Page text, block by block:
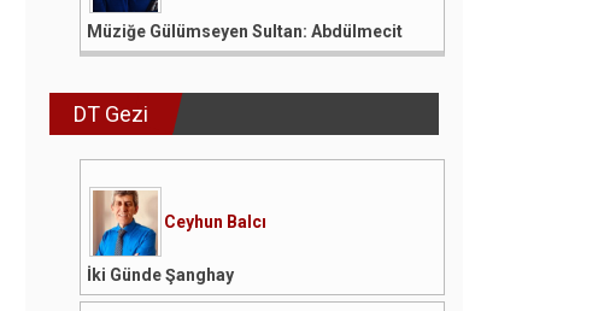
Müziğe Gülümseyen Sultan: Abdülmecit
DT Gezi
Ceyhun Balcı
İki Günde Şanghay